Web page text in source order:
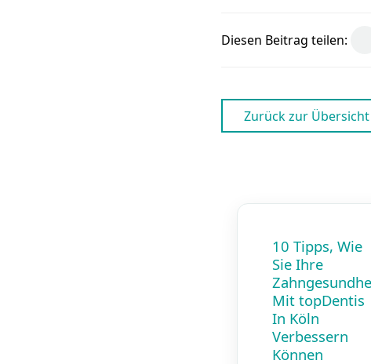
Diesen Beitrag teilen:
Zurück zur Übersicht
10 Tipps, Wie
Sie Ihre
Mit topDentis
In Köln
Verbessern
Können